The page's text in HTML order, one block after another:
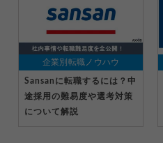
企業別転職ノウハウ
Sansanに転職するには？中
途採用の難易度や選考対策
について解説